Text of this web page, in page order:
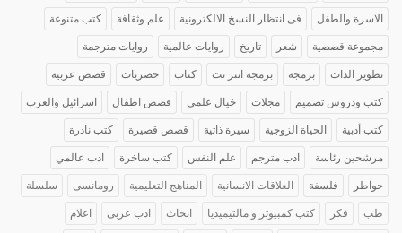
الاسرة والطفل فى انتظار النسخ الالكترونية علم وثقافة كتب متنوعة
مجموعة قصصية شعر تاريخ روايات عالمية روايات مترجمة
تطوير الذات برمجة برمجة انتر نت كتاب حصريات قصص عربية
كتب ودروس تصميم مجلات خيال علمى قصص اطفال اسرائيل والعرب
كتب أدبية الحياة الزوجية سيرة ذاتية قصص قصيرة كتب نادرة
مرشحين رئاسة ادب مترجم علم النفس كتب ساخرة ادب عالمي
خواطر فلسفة العلاقات الانسانية المناهج التعليمية رومانسى سلسلة
طب فكر كتب كمبيوتر و مالتيميديا ابحاث ادب عربى اعلام